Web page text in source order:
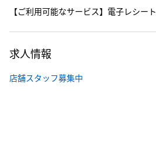
【ご利用可能なサービス】電子レシート
求人情報
店舗スタッフ募集中